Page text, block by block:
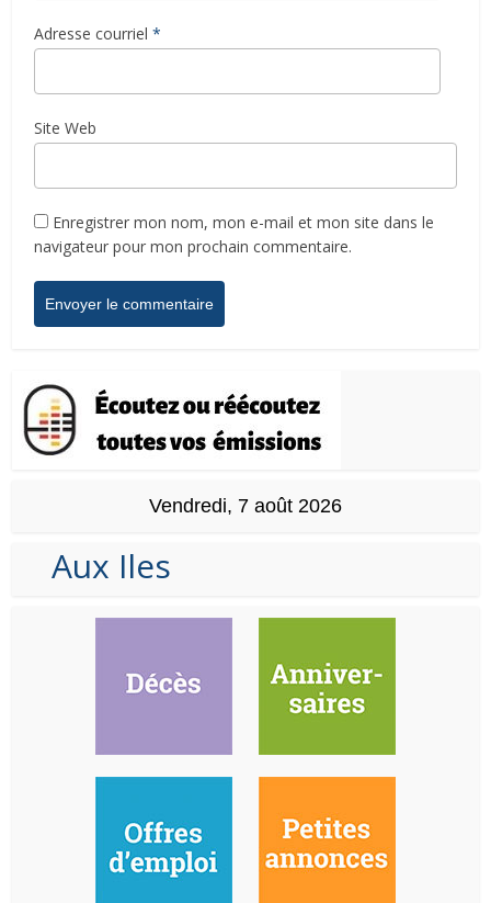
Adresse courriel *
Site Web
Enregistrer mon nom, mon e-mail et mon site dans le
navigateur pour mon prochain commentaire.
Vendredi, 7 août 2026
Aux Iles